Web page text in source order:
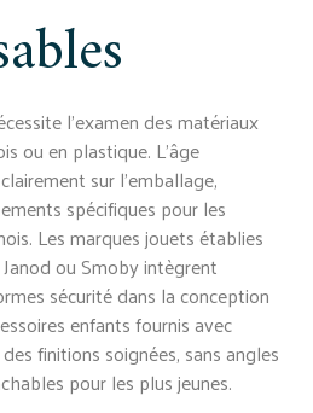
l'examen des matériaux
ou en plastique. L'âge
sur l'emballage,
spécifiques pour les
Les marques jouets établies
ou Smoby intègrent
sécurité dans la conception
enfants fournis avec
finitions soignées, sans angles
pour les plus jeunes.